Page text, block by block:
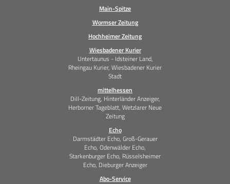
Main-Spitze
Wormser Zeitung
Hochheimer Zeitung
Wiesbadener Kurier
Untertaunus - Idsteiner Land,
Rheingau Kurier, Wiesbadener Kurier
Stadt
mittelhessen
Dill-Zeitung, Hinterländer Anzeiger,
Herborner Tageblatt, Wetzlarer Neue
Zeitung
Echo
Darmstädter Echo, Groß-Gerauer
Echo, Odenwälder Echo,
Starkenburger Echo, Rüsselsheimer
Echo, Dieburger Anzeiger
Abo-Service